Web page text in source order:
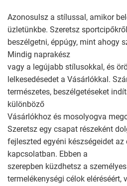
Azonosulsz a stílussal, amikor
üzletünkbe. Szeretsz
beszélgetni, éppúgy, mint ahogy
Mindig naprakész
vagy a legújabb stílusokkal, és
lelkesedésedet a Vásárlókkal.
természetes, beszélgetéseket
különböző
Vásárlókhoz és mosolyogva
Szeretsz egy csapat részeként
fejleszted egyéni készségeidet az
kapcsolatban. Ebben a
szerepben küzdhetsz a
termelékenységi célok eléréséért,